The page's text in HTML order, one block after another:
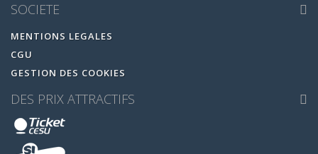
SOCIETE
MENTIONS LEGALES
CGU
GESTION DES COOKIES
DES PRIX ATTRACTIFS